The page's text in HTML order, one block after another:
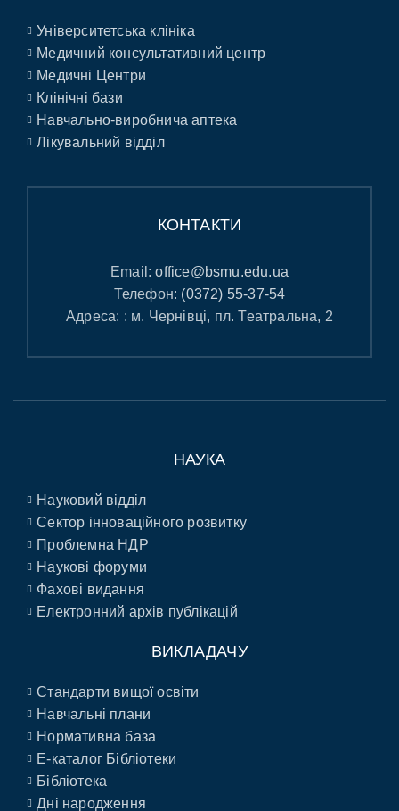
Університетська клініка
Медичний консультативний центр
Медичні Центри
Клінічні бази
Навчально-виробнича аптека
Лікувальний відділ
КОНТАКТИ
Email:office@bsmu.edu.ua
Телефон: (0372) 55-37-54
Адреса: : м. Чернівці, пл. Театральна, 2
НАУКА
Науковий відділ
Сектор інноваційного розвитку
Проблемна НДР
Наукові форуми
Фахові видання
Електронний архів публікацій
ВИКЛАДАЧУ
Стандарти вищої освіти
Навчальні плани
Нормативна база
E-каталог Бібліотеки
Бібліотека
Дні народження